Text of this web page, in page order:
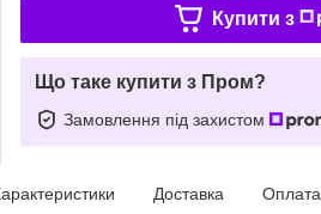
Купити з
Що таке купити з Пром?
Замовлення під захистом
Доставка Оплата